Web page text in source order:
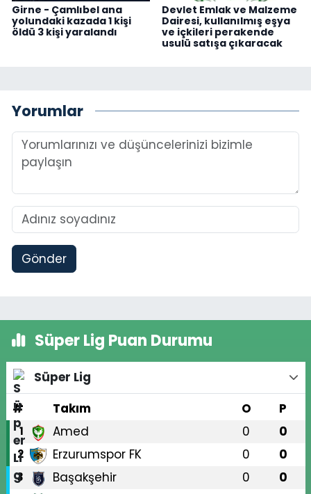
Girne - Çamlıbel ana
yolundaki kazada 1 kişi
öldü 3 kişi yaralandı
Devlet Emlak ve Malzeme
Dairesi, kullanılmış eşya
ve içkileri perakende
usulü satışa çıkaracak
Yorumlar
Gönder
Süper Lig Puan Durumu
Süper Lig
#
Takım O P
1 Amed 0 0
2 Erzurumspor FK 0 0
3 Başakşehir 0 0